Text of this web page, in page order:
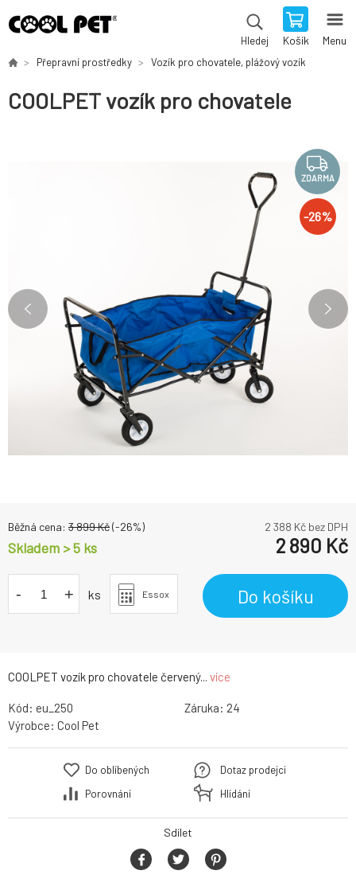
Hledej Košík Menu
Přepravní prostředky Vozík pro chovatele, plážový vozík
COOLPET vozík pro chovatele
ZDARMA
-26%
COOLPET vozík pro chovatele červený... více
Běžná cena: 3 899Kč(-26%) 2 388 Kč bez DPH
Skladem > 5 ks 2 890 Kč
- + ks Essox Do košíku
Kód: eu_250 Záruka: 24
Výrobce: Cool Pet
Do oblíbených
Porovnání
Dotaz prodejci
Hlídání
Sdílet